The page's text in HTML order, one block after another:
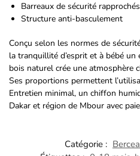
Barreaux de sécurité rapprochés
Structure anti-basculement
Conçu selon les normes de
la tranquillité d’esprit et à bébé
bois naturel crée une atmosphère
Ses proportions permettent
Entretien minimal, un chiffon
Dakar et région de Mbour avec
Catégorie :